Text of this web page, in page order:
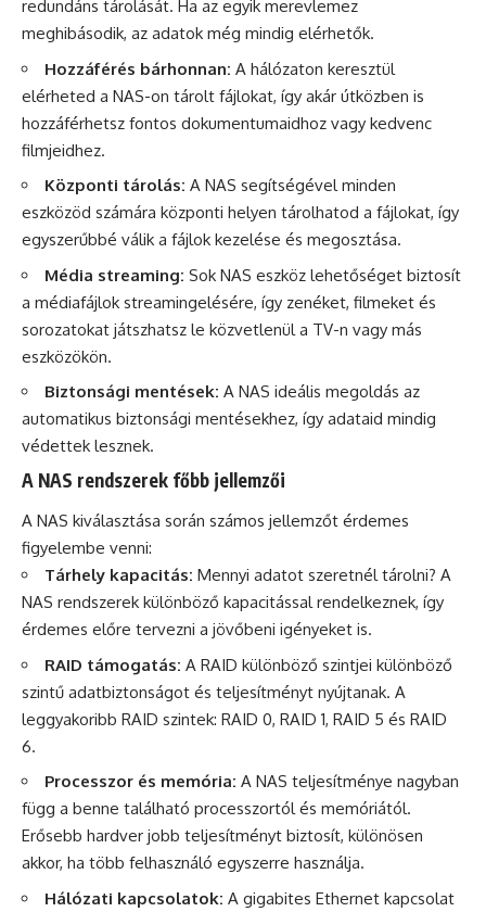
redundáns tárolását. Ha az egyik merevlemez
meghibásodik, az adatok még mindig elérhetők.
Hozzáférés bárhonnan: A hálózaton keresztül
elérheted a NAS-on tárolt fájlokat, így akár útközben is
hozzáférhetsz fontos dokumentumaidhoz vagy kedvenc
filmjeidhez.
Központi tárolás: A NAS segítségével minden
eszközöd számára központi helyen tárolhatod a fájlokat, így
egyszerűbbé válik a fájlok kezelése és megosztása.
Média streaming: Sok NAS eszköz lehetőséget biztosít
a médiafájlok streamingelésére, így zenéket, filmeket és
sorozatokat játszhatsz le közvetlenül a TV-n vagy más
eszközökön.
Biztonsági mentések: A NAS ideális megoldás az
automatikus biztonsági mentésekhez, így adataid mindig
védettek lesznek.
A NAS rendszerek főbb jellemzői
A NAS kiválasztása során számos jellemzőt érdemes
figyelembe venni:
Tárhely kapacitás: Mennyi adatot szeretnél tárolni? A
NAS rendszerek különböző kapacitással rendelkeznek, így
érdemes előre tervezni a jövőbeni igényeket is.
RAID támogatás: A RAID különböző szintjei különböző
szintű adatbiztonságot és teljesítményt nyújtanak. A
leggyakoribb RAID szintek: RAID 0, RAID 1, RAID 5 és RAID
6.
Processzor és memória: A NAS teljesítménye nagyban
függ a benne található processzortól és memóriától.
Erősebb hardver jobb teljesítményt biztosít, különösen
akkor, ha több felhasználó egyszerre használja.
Hálózati kapcsolatok: A gigabites Ethernet kapcsolat